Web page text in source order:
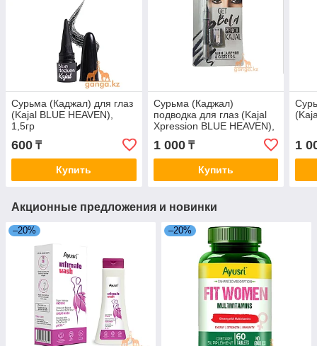
Сурьма (Каджал) для глаз
(Kajal BLUE HEAVEN),
1,5гр
600 ₸
Купить
Сурьма (Каджал)
подводка для глаз (Kajal
Xpression BLUE HEAVEN),
1 000₸
Купить
1
Акционные предложения и новинки
–20% –20%